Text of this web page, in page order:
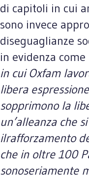
di capitoli in cui
sono invece
diseguaglianze
in evidenza
in cui Oxfam
libera
sopprimono la
un’alleanza che
ilrafforzamento
che in oltre 100
sonoseriamente